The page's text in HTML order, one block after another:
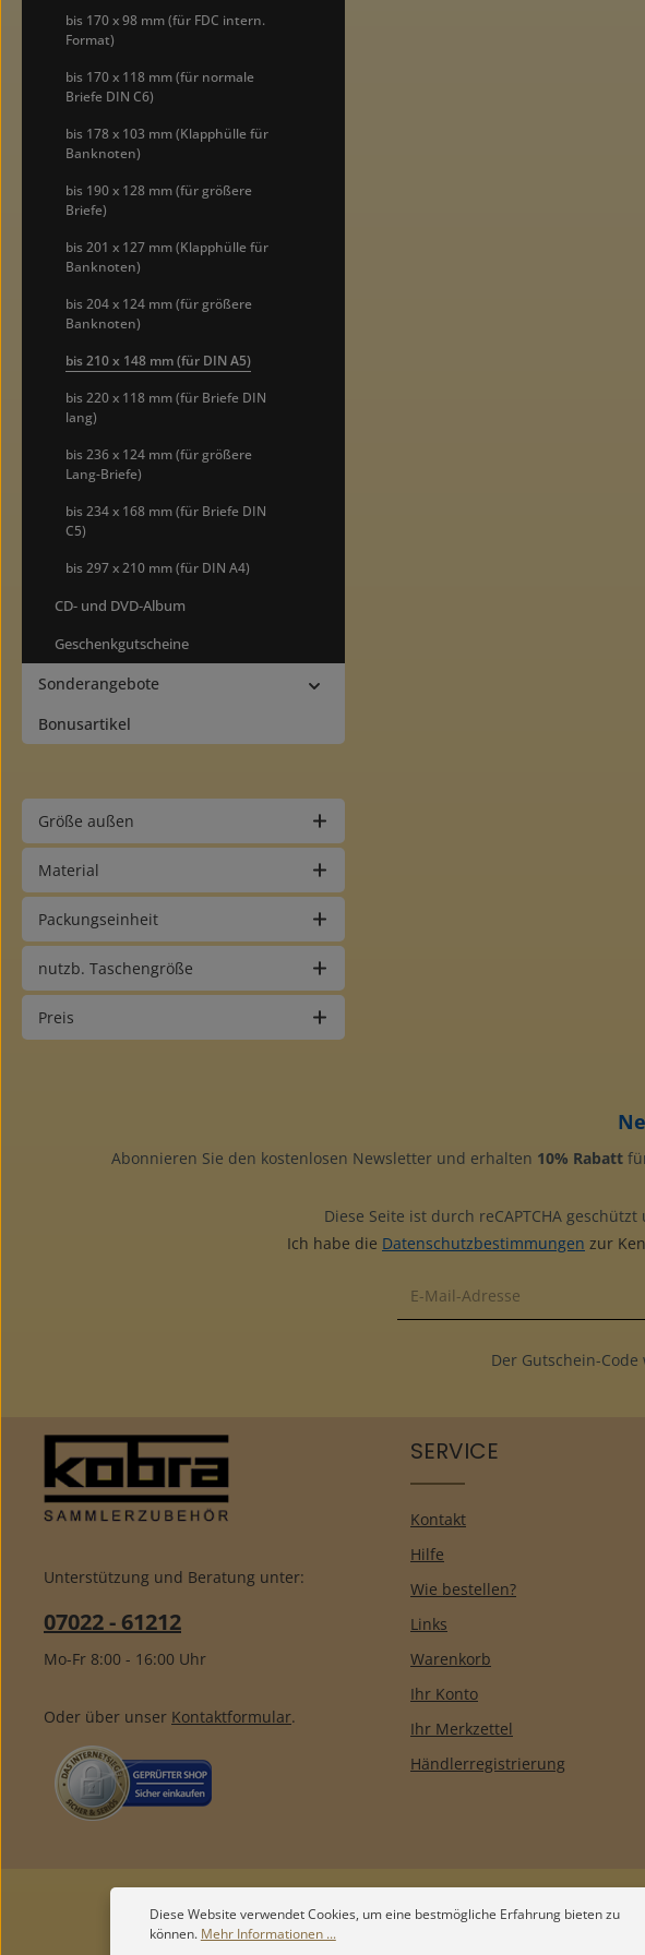
bis 170 x 98 mm (für FDC intern.
Format)
bis 170 x 118 mm (für normale
Briefe DIN C6)
bis 178 x 103 mm (Klapphülle für
Banknoten)
bis 190 x 128 mm (für größere
Briefe)
bis 201 x 127 mm (Klapphülle für
Banknoten)
bis 204 x 124 mm (für größere
Banknoten)
bis 210 x 148 mm (für DIN A5)
bis 220 x 118 mm (für Briefe DIN
lang)
bis 236 x 124 mm (für größere
Lang-Briefe)
bis 234 x 168 mm (für Briefe DIN
C5)
bis 297 x 210 mm (für DIN A4)
CD- und DVD-Album
Geschenkgutscheine
Sonderangebote
Bonusartikel
Größe außen
Material
Packungseinheit
nutzb. Taschengröße
Preis
Abonnieren Sie den kostenlosen Newsletter und erhalten 10% Rabatt
Diese Seite ist durch reCAPTCHA
Ich habe die Datenschutzbestimmungen zur
Der Gutschein-
Unterstützung und Beratung unter:
07022 - 61212
Mo-Fr 8:00 - 16:00 Uhr
Oder über unser Kontaktformular.
SERVICE
Kontakt
Hilfe
Wie bestellen?
Links
Warenkorb
Ihr Konto
Ihr Merkzettel
Händlerregistrierung
Diese Website verwendet Cookies, um eine bestmögliche Erfahrung bieten zu
können. Mehr Informationen ...